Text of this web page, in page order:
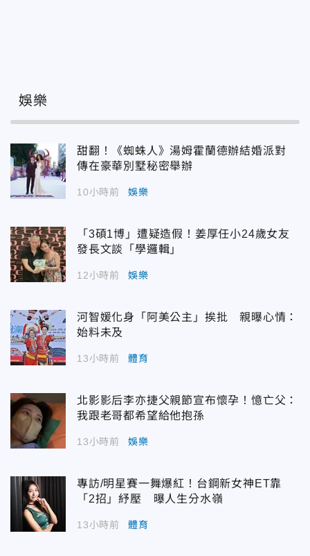
娛樂
甜翻！《蜘蛛人》湯姆霍蘭德辦結婚派對
傳在豪華別墅秘密舉辦
10小時前 娛樂
「3碩1博」遭疑造假！姜厚任小24歲女友
發長文談「學邏輯」
12小時前 娛樂
河智媛化身「阿美公主」挨批 親曝心情：
始料未及
13小時前 體育
北影影后李亦捷父親節宣布懷孕！憶亡父：
我跟老哥都希望給他抱孫
13小時前 娛樂
專訪/明星賽一舞爆紅！台鋼新女神ET靠
「2招」紓壓 曝人生分水嶺
13小時前 體育